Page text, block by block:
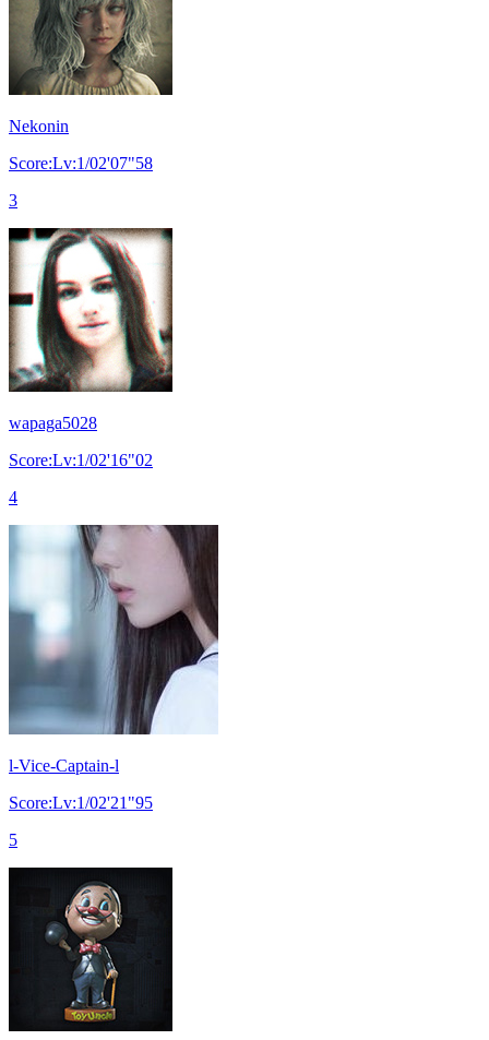
Nekonin
Score:Lv:1/02'07"58
3
wapaga5028
Score:Lv:1/02'16"02
4
l-Vice-Captain-l
Score:Lv:1/02'21"95
5